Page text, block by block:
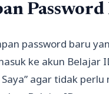
password baru
ke akun Belajar
agar tidak